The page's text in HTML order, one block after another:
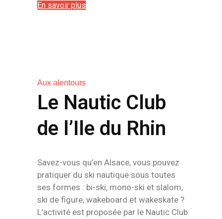
En savoir plus
Aux alentours
Le Nautic Club
de l’Ile du Rhin
Savez-vous qu’en Alsace, vous pouvez
pratiquer du ski nautique sous toutes
ses formes : bi-ski, mono-ski et slalom,
ski de figure, wakeboard et wakeskate ?
L’activité est proposée par le Nautic Club